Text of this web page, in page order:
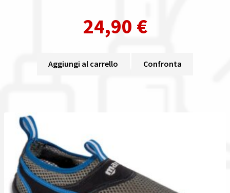
24,90 €
Aggiungi al carrello Confronta